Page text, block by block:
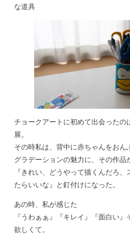
な道具
チョークアートに初めて出会ったの
展。
その時私は、背中に赤ちゃんをおん
グラデーションの魅力に、その作品
『きれい、どうやって描くんだろ
たらいいな』と釘付けになった。
あの時、私が感じた
『うわぁぁ』『キレイ』『面白い
欲しくて。